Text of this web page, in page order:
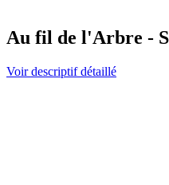
Au fil de l'Arbre -
Voir descriptif détaillé